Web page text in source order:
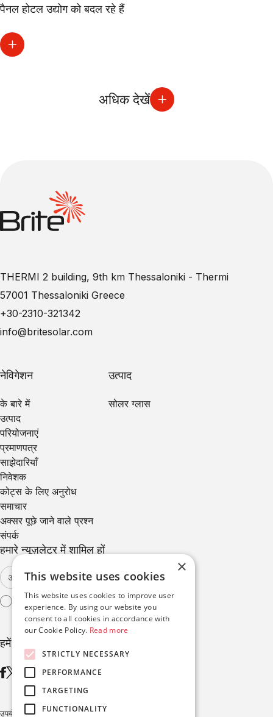
पैनल होटल उद्योग को बदल रहे हैं
अधिक देखें
THERMI 2 building, 9th km Thessaloniki - Thermi
57001 Thessaloniki Greece
+30-2310-321342
info@britesolar.com
नेविगेशन
के बारे में
उत्पाद
परियोजनाएं
प्रमाणपत्र
साझेदारियाँ
निवेशक
कोट्स के लिए अनुरोध
समाचार
अक्सर पूछे जाने वाले प्रश्न
संपर्क
उत्पाद
सोलर ग्लास
हमारे न्यूज़लेटर में शामिल हों
उपयोग की शर्तों से सहमत हूँ
हमें फ़ॉलो करें
उपयोग की शर्तें
×
This website uses cookies
This website uses cookies to improve user
experience. By using our website you
consent to all cookies in accordance with
our Cookie Policy. Read more
STRICTLY NECESSARY
PERFORMANCE
TARGETING
FUNCTIONALITY